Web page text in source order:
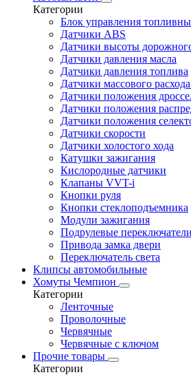
Категории
Блок управления
Датчики ABS
Датчики высоты
Датчики давления масла
Датчики давления топлива
Датчики массового
Датчики положения
Датчики положения
Датчики положения
Датчики скорости
Датчики холостого хода
Катушки зажигания
Кислородные датчики
Клапаны VVT-i
Кнопки руля
Кнопки стеклоподъемника
Модули зажигания
Подрулевые переключатели
Привода замка двери
Переключатель света
Клипсы автомобильные
Хомуты Чемпион
Категории
Ленточные
Проволочные
Червячные
Червячные с ключом
Прочие товары
Категории